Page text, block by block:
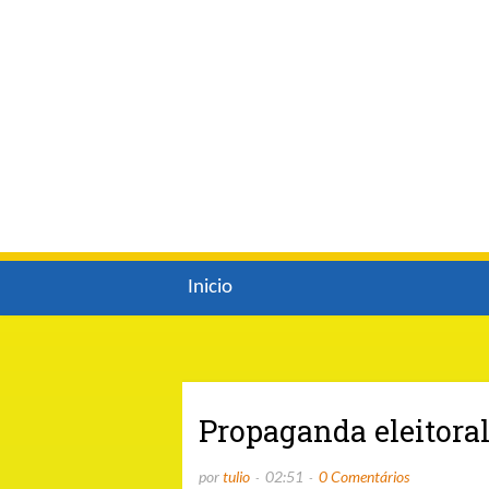
Inicio
Propaganda eleitoral
portulio 02:51 0 Comentários